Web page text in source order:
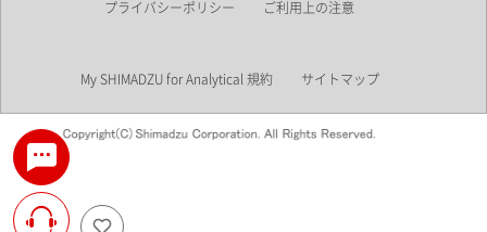
プライバシーポリシー ご利用上の注意
My SHIMADZU for Analytical 規約 サイトマップ